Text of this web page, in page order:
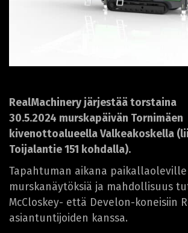
RealMachinery järjestää torstaina
30.5.2024 murskapäivän Tornimäen
kivenottoalueella Valkeakoskella
Toijalantie 151 kohdalla).
Tapahtuman aikana
murskanäytöksiä ja mahdollisuus
McCloskey- että Develon-koneisiin
asiantuntijoiden kanssa.